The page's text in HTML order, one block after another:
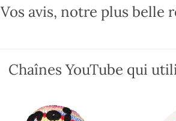
peuvent
sur
du
Vos avis, notre plus belle
Chaînes YouTube qui